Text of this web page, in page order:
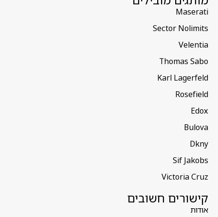
Maserati
Sector Nolimits
Velentia
Thomas Sabo
Karl Lagerfeld
Rosefield
Edox
Bulova
Dkny
Sif Jakobs
Victoria Cruz
קישורים חשובים
אודות